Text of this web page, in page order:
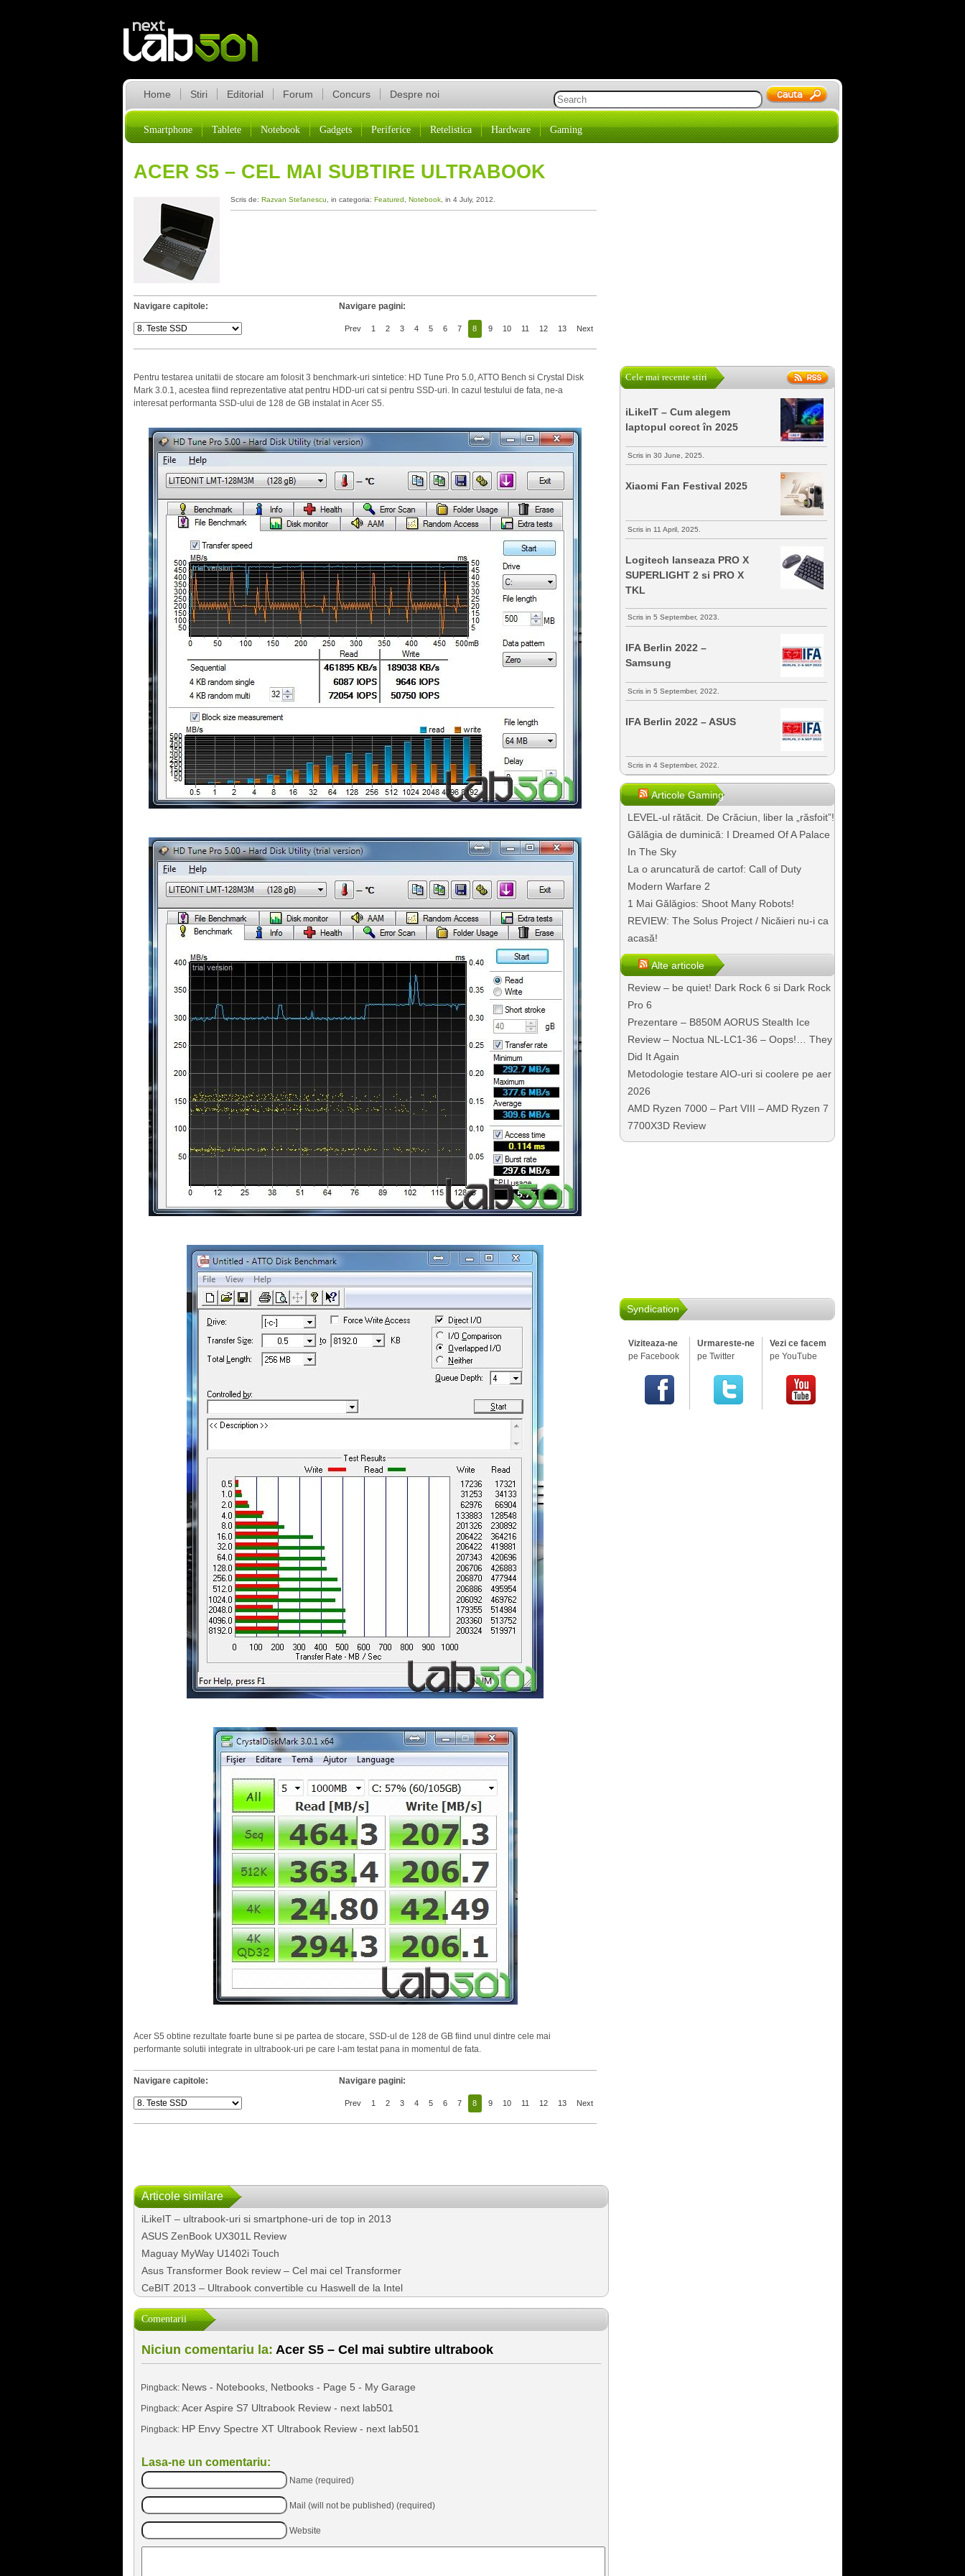
Home Stiri Editorial Forum Concurs Despre noi
Smartphone Tablete Notebook Gadgets Periferice Retelistica Hardware Gaming
ACER S5 – CEL MAI SUBTIRE ULTRABOOK
Scris de: Razvan Stefanescu , in categoria: Featured Notebook , in 4 July, 2012.
Navigare capitole: Navigare pagini:
Prev 1 2 3 4 5 6 7 8 9 10 11 12 13 Next
Pentru testarea unitatii de stocare am folosit 3 benchmark-uri sintetice: HD Tune Pro 5.0, ATTO Bench si Crystal Disk
Mark 3.0.1, acestea fiind reprezentative atat pentru HDD-uri cat si pentru SSD-uri. In cazul testului de fata, ne-a
interesat performanta SSD-ului de 128 de GB instalat in Acer S5.
Acer S5 obtine rezultate foarte bune si pe partea de stocare, SSD-ul de 128 de GB fiind unul dintre cele mai
performante solutii integrate in ultrabook-uri pe care l-am testat pana in momentul de fata.
Navigare capitole: Navigare pagini:
Prev 1 2 3 4 5 6 7 8 9 10 11 12 13 Next
Articole similare
iLikeIT – ultrabook-uri si smartphone-uri de top in 2013
ASUS ZenBook UX301L Review
Maguay MyWay U1402i Touch
Asus Transformer Book review – Cel mai cel Transformer
CeBIT 2013 – Ultrabook convertible cu Haswell de la Intel
Comentarii
Niciun comentariu la: Acer S5 – Cel mai subtire ultrabook
Pingback: News - Notebooks, Netbooks - Page 5 - My Garage
Pingback: Acer Aspire S7 Ultrabook Review - next lab501
Pingback: HP Envy Spectre XT Ultrabook Review - next lab501
Lasa-ne un comentariu:
Name (required)
Mail (will not be published) (required)
Website
Cele mai recente stiri
iLikeIT – Cum alegem
laptopul corect în 2025
Scris in 30 June, 2025.
Xiaomi Fan Festival 2025
Scris in 11 April, 2025.
Logitech lanseaza PRO X
SUPERLIGHT 2 si PRO X
TKL
Scris in 5 September, 2023.
IFA Berlin 2022 –
Samsung
Scris in 5 September, 2022.
IFA Berlin 2022 – ASUS
Scris in 4 September, 2022.
Articole Gaming
LEVEL-ul rătăcit. De Crăciun, liber la „răsfoit”!
Gălăgia de duminică: I Dreamed Of A Palace
In The Sky
La o aruncatură de cartof: Call of Duty
Modern Warfare 2
1 Mai Gălăgios: Shoot Many Robots!
REVIEW: The Solus Project / Nicăieri nu-i ca
acasă!
Alte articole
Review – be quiet! Dark Rock 6 si Dark Rock
Pro 6
Prezentare – B850M AORUS Stealth Ice
Review – Noctua NL-LC1-36 – Oops!… They
Did It Again
Metodologie testare AIO-uri si coolere pe aer
2026
AMD Ryzen 7000 – Part VIII – AMD Ryzen 7
7700X3D Review
Syndication
Viziteaza-ne
pe Facebook
Urmareste-ne
pe Twitter
Vezi ce facem
pe YouTube